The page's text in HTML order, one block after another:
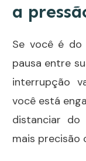
a
Se você é
pausa entre
interrupção
você está
distanciar
mais precisão